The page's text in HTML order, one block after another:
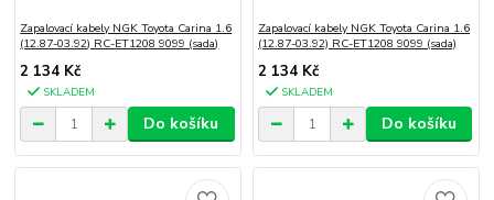
Zapalovací kabely NGK Toyota Carina 1.6
(12.87-03.92) RC-ET1208 9099 (sada)
2 134 Kč
SKLADEM
Do košíku
Zapalovací kabely NGK Toyota Carina 1.6
(12.87-03.92) RC-ET1208 9099 (sada)
2 134 Kč
SKLADEM
Do košíku